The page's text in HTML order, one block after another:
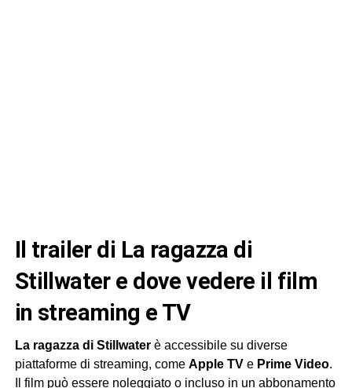
Il trailer di La ragazza di
Stillwater e dove vedere il film
in streaming e TV
La ragazza di Stillwaterè accessibile su diverse
piattaforme di streaming, come Apple TVe Prime Video.
Il film può essere noleggiato o incluso in un abbonamento